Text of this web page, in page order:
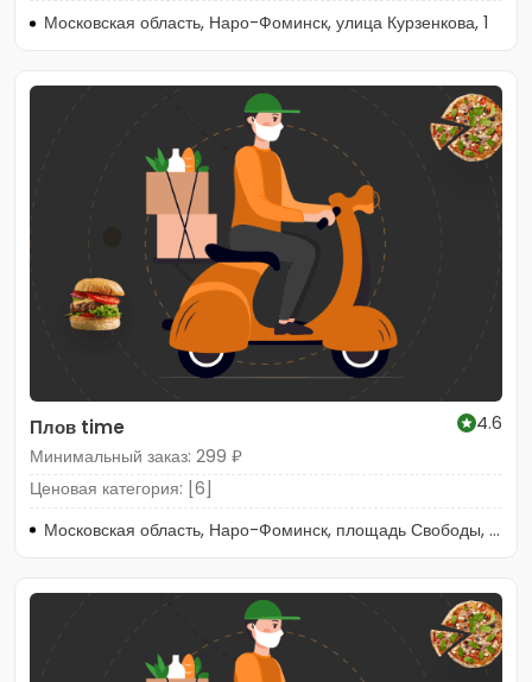
Московская область, Наро-Фоминск, улица Курзенкова, 1
Плов time
4.6
Минимальный заказ: 299 ₽
Ценовая категория: [6]
Московская область, Наро-Фоминск, площадь Свободы, 2к1